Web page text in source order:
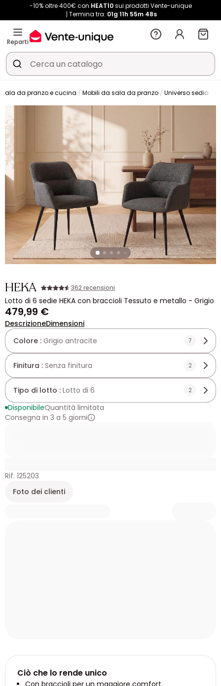
-10% oltre 400€ con HEAT10sui prodotti Vente-unique
Termina tra: 01g 11h 55m 47s
Reparti
Sala da pranzo e cucina Mobili da sala da pranzo Universo sedia
HEKA 362 recensioni
Lotto di 6 sedie HEKA con braccioli Tessuto e metallo - Grigio
479,99 €
DescrizioneDimensioni
Colore : Grigio antracite 7
Finitura : Senza finitura 2
Tipo di lotto : Lotto di 6 2
DisponibileQuantità limitata
Consegna in 3 a 5 giorni
Rif. 125203
Foto dei clienti
Ciò che lo rende unico
Con braccioli per un maggiore comfort